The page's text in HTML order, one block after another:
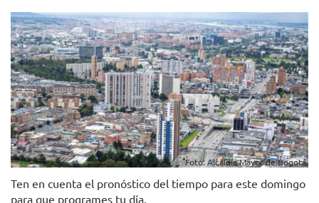
Foto: Alcaldía Mayor de Bogotá.
Ten en cuenta el pronóstico del tiempo para este domingo
para que programes tu día.